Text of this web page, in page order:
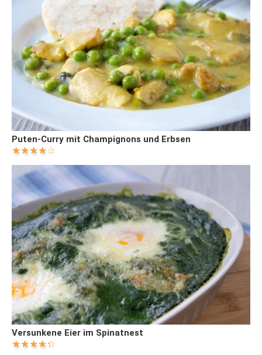
Puten-Curry mit Champignons und Erbsen
Versunkene Eier im Spinatnest